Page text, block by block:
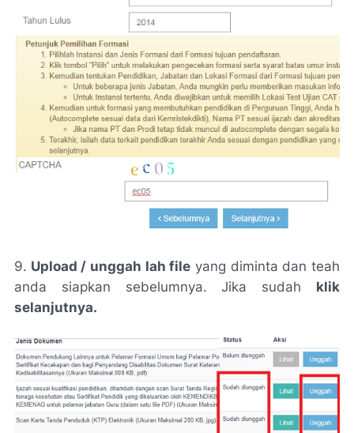
9. Upload / unggah lah file yang diminta dan teah
anda siapkan sebelumnya. Jika sudah klik
selanjutnya.